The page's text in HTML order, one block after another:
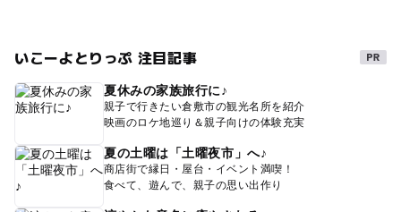
いこーよとりっぷ 注目記事
夏休みの家族旅行に♪
親子で行きたい倉敷市の観光名所を紹介
映画のロケ地巡り＆親子向けの体験充実
夏の土曜は「土曜夜市」へ♪
商店街で縁日・屋台・イベント満喫！
食べて、遊んで、親子の思い出作り